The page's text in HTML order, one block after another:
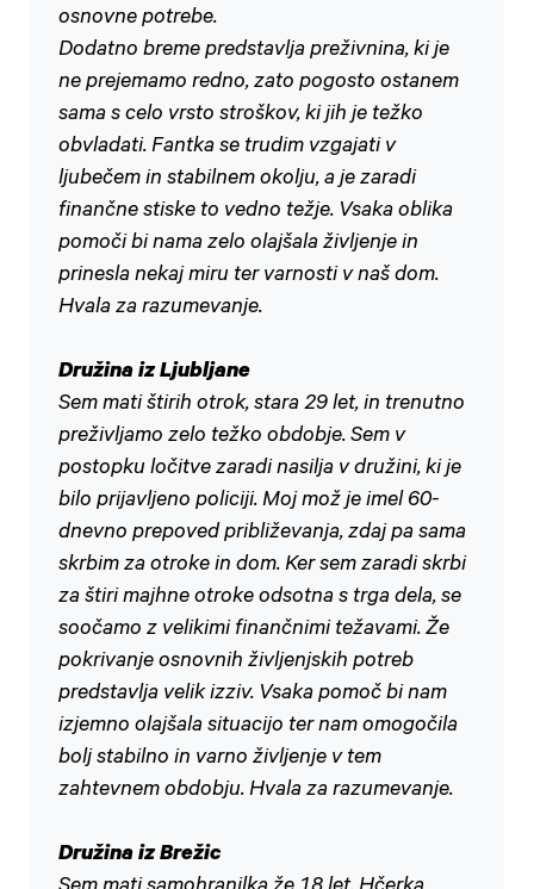
osnovne potrebe.
Dodatno breme predstavlja preživnina, ki je
ne prejemamo redno, zato pogosto ostanem
sama s celo vrsto stroškov, ki jih je težko
obvladati. Fantka se trudim vzgajati v
ljubečem in stabilnem okolju, a je zaradi
finančne stiske to vedno težje. Vsaka oblika
pomoči bi nama zelo olajšala življenje in
prinesla nekaj miru ter varnosti v naš dom.
Hvala za razumevanje.
Družina iz Ljubljane
Sem mati štirih otrok, stara 29 let, in trenutno
preživljamo zelo težko obdobje. Sem v
postopku ločitve zaradi nasilja v družini, ki je
bilo prijavljeno policiji. Moj mož je imel 60-
dnevno prepoved približevanja, zdaj pa sama
skrbim za otroke in dom. Ker sem zaradi skrbi
za štiri majhne otroke odsotna s trga dela, se
soočamo z velikimi finančnimi težavami. Že
pokrivanje osnovnih življenjskih potreb
predstavlja velik izziv. Vsaka pomoč bi nam
izjemno olajšala situacijo ter nam omogočila
bolj stabilno in varno življenje v tem
zahtevnem obdobju. Hvala za razumevanje.
Družina iz Brežic